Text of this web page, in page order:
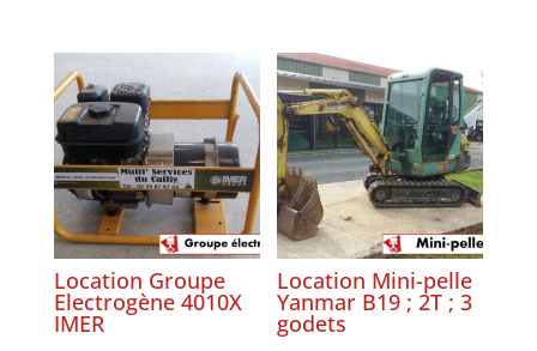
Location Groupe
Electrogène 4010X
IMER
Location Mini-pelle
Yanmar B19 ; 2T ; 3
godets